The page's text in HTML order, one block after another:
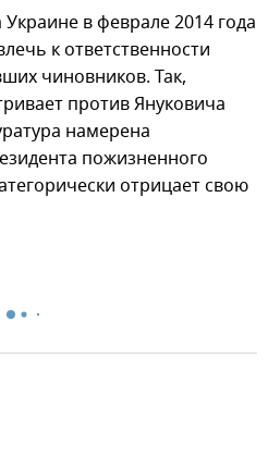
в феврале 2014 года
к ответственности
чиновников. Так,
против Януковича
намерена
пожизненного
отрицает свою